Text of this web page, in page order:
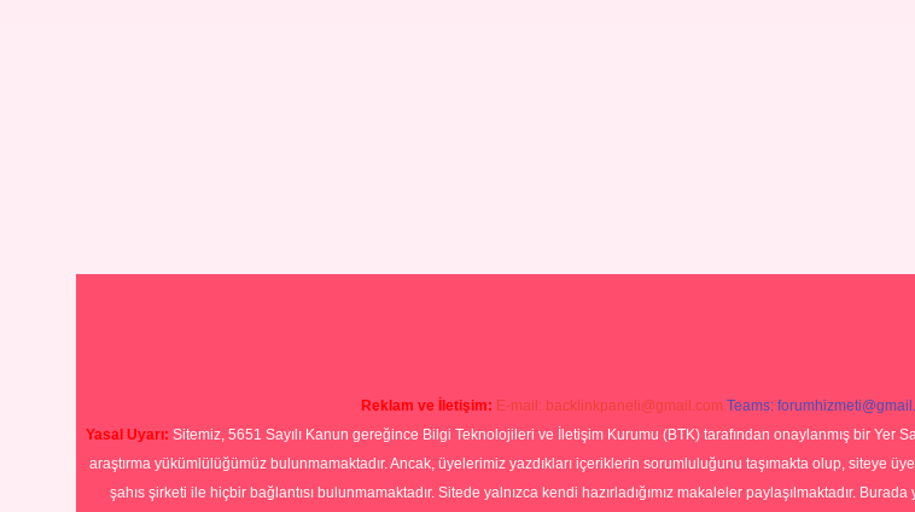
Reklam ve İletişim: E-mail: backlinkpaneli@gmail.com Teams:
Yasal Uyarı: Sitemiz, 5651 Sayılı Kanun gereğince Bilgi Teknolojileri ve İletişim Kurumu (BTK) tarafından onaylanmış bir
araştırma yükümlülüğümüz bulunmamaktadır. Ancak, üyelerimiz yazdıkları içeriklerin sorumluluğunu taşımakta olup, siteye
şahıs şirketi ile hiçbir bağlantısı bulunmamaktadır. Sitede yalnızca kendi hazırladığımız makaleler paylaşılmaktadır.